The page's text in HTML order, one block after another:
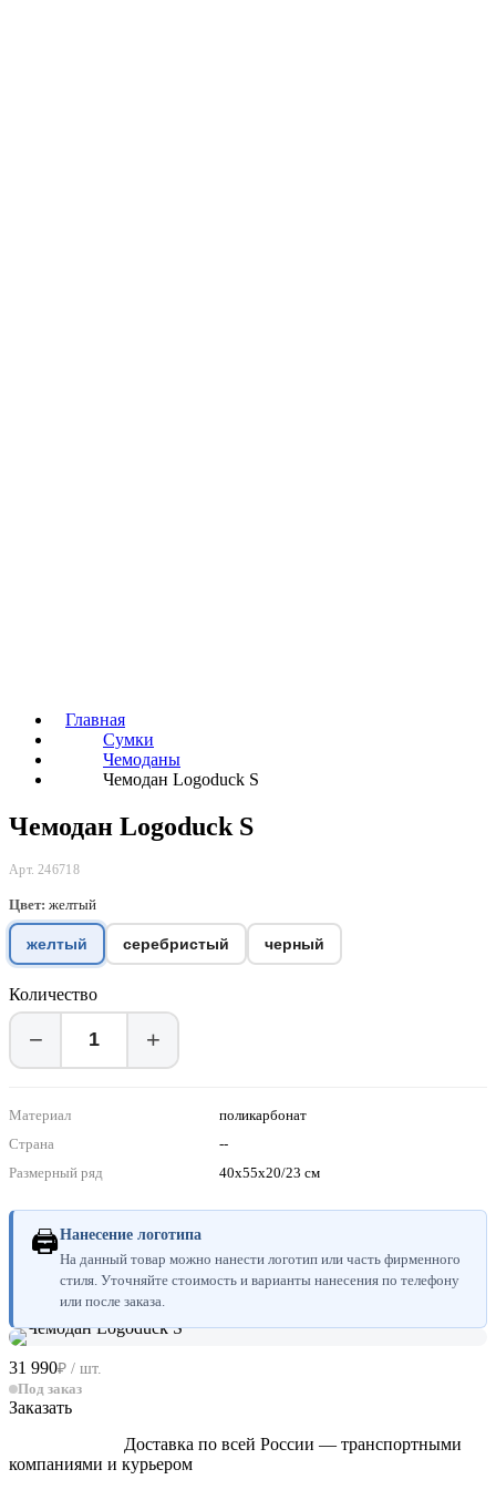
Главная
Сумки
Чемоданы
Чемодан Logoduck S
Чемодан Logoduck S
Арт. 246718
Цвет: желтый
желтый серебристый черный
Количество
− +
Материал
поликарбонат
Страна
--
Размерный ряд
40х55x20/23 см
🖨Нанесение логотипа
На данный товар можно нанести логотип или часть фирменного
стиля. Уточняйте стоимость и варианты нанесения по телефону
или после заказа.
31 990₽ / шт.
Под заказ
Заказать
Доставка по всей России — транспортными
компаниями и курьером